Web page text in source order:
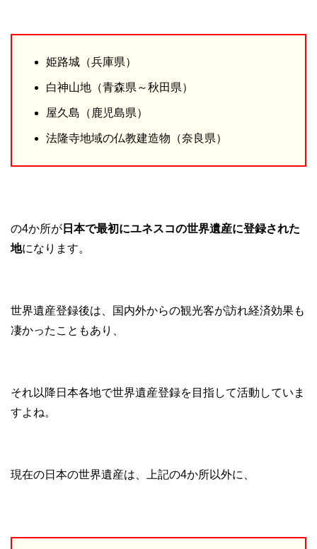
姫路城（兵庫県）
白神山地（青森県～秋田県）
屋久島（鹿児島県）
法隆寺地域の仏教建造物（奈良県）
の4か所が 日本で最初にユネスコの世界遺産に登録された
地になります。
世界遺産登録後は、国内外からの観光客が訪れ経済効果も
凄かったこともあり、
それ以降日本各地で世界遺産登録を目指して活動していま
すよね。
現在の日本の世界遺産は、上記の4か所以外に、